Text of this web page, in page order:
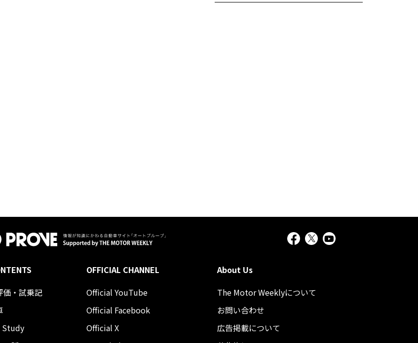
価・試乗記
OFFICIAL CHANNEL
Official YouTube
Official Facebook
Official X
About Us
The Motor Weeklyについて
お問い合わせ
広告掲載について